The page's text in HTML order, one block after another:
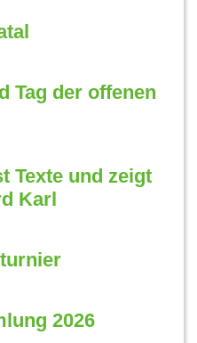
Tag der offenen
Texte und zeigt
Karl
2026